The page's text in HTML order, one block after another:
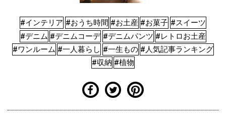
#インテリア #おうち時間 #お土産 #お菓子 #スイーツ
#デニム #デニムコーデ #デニムパンツ #レトロお土産
#ワンルーム #一人暮らし #一生もの #人気記事ランキング
#収納 #植物